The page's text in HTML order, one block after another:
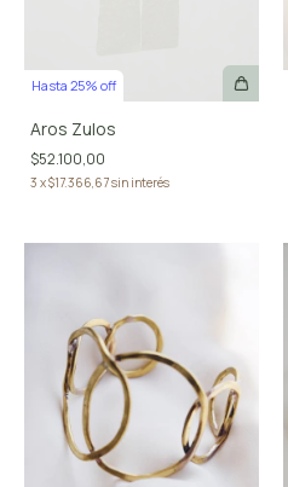
Hasta 25% off
Aros Zulos
$52.100,00
3 x$17.366,67sin interés